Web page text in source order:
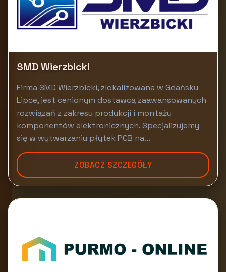
SMD Wierzbicki
Firma SMD Wierzbicki, zlokalizowana w Gdańsku
Lipce, jest cenionym dostawcą zaawansowanych
rozwiązań z zakresu produkcji i montażu
komponentów elektronicznych. Specjalizujemy
się w wytwarzaniu płytek PCB na...
ZOBACZ SZCZEGÓŁY